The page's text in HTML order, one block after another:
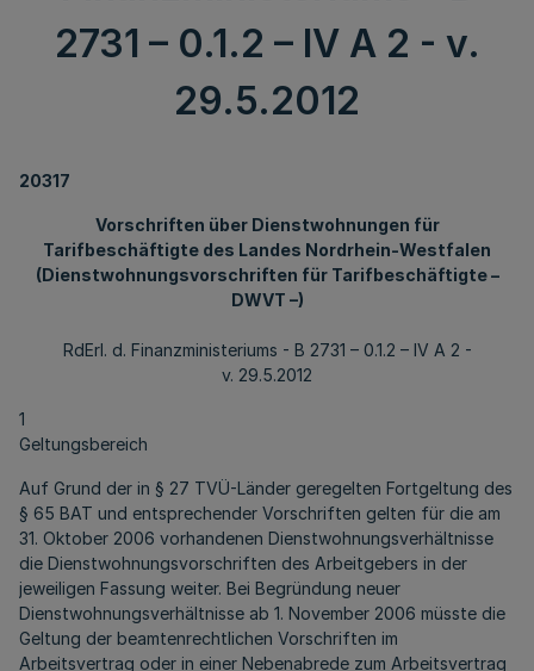
2731 – 0.1.2 – IV A 2 - v.
29.5.2012
20317
Vorschriften über Dienstwohnungen für
Tarifbeschäftigte des Landes Nordrhein-Westfalen
(Dienstwohnungsvorschriften für Tarifbeschäftigte –
DWVT –)
RdErl. d. Finanzministeriums - B 2731 – 0.1.2 – IV A 2 -
v. 29.5.2012
1
Geltungsbereich
Auf Grund der in § 27 TVÜ-Länder geregelten Fortgeltung des
§ 65 BAT und entsprechender Vorschriften gelten für die am
31. Oktober 2006 vorhandenen Dienstwohnungsverhältnisse
die Dienstwohnungsvorschriften des Arbeitgebers in der
jeweiligen Fassung weiter. Bei Begründung neuer
Dienstwohnungsverhältnisse ab 1. November 2006 müsste die
Geltung der beamtenrechtlichen Vorschriften im
Arbeitsvertrag oder in einer Nebenabrede zum Arbeitsvertrag